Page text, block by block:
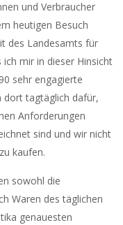
und Verbraucher
heutigen Besuch
des Landesamts für
ich mir in dieser Hinsicht
sehr engagierte
dort tagtäglich dafür,
Anforderungen
sind und wir nicht
kaufen.
sowohl die
Waren des täglichen
genauesten